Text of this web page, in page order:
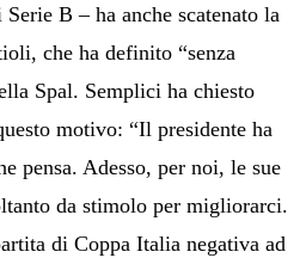
B – ha anche scatenato la
che ha definito “senza
Spal. Semplici ha chiesto
motivo: “Il presidente ha
pensa. Adesso, per noi, le sue
da stimolo per migliorarci.
di Coppa Italia negativa ad